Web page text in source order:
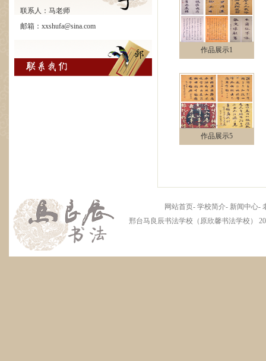
联系人：马老师
邮箱：xxshufa@sina.com
作品展示1
作品展示5
网站首页- 学校简介- 新闻中心-
邢台马良辰书法学校（原欣馨书法学校）